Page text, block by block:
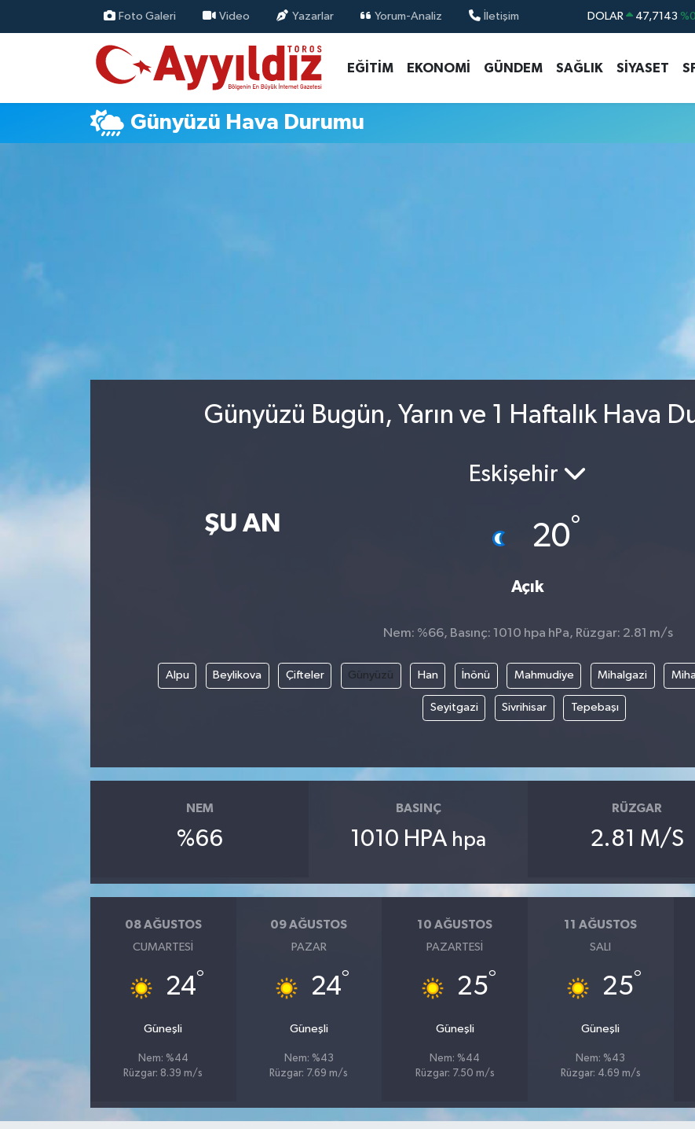
Foto Galeri Video Yazarlar Yorum-Analiz İletişim DOLAR 47,7143
STERLİN 64,2463
GRAM ALTIN 6510.40
EĞİTİM EKONOMİ GÜNDEM SAĞLIK SİYASET
Günyüzü Hava Durumu
Günyüzü Bugün, Yarın ve 1 Haftalık Hava
ŞU AN
Eskişehir
20°
Açık
Nem: %66, Basınç: 1010 hpa hPa, Rüzgar: 2.81 m/s
Alpu Beylikova Çifteler Günyüzü Han İnönü Mahmudiye Mihalgazi
Seyitgazi Sivrihisar Tepebaşı
NEM
%66
BASINÇ
1010 HPA hpa
RÜZGAR
2.81 M/S
08 AĞUSTOS
CUMARTESI
24°
Güneşli
Nem: %44
Rüzgar: 8.39 m/s
09 AĞUSTOS
PAZAR
24°
Güneşli
Nem: %43
Rüzgar: 7.69 m/s
10 AĞUSTOS
PAZARTESI
25°
Güneşli
Nem: %44
Rüzgar: 7.50 m/s
11 AĞUSTOS
SALI
25°
Güneşli
Nem: %43
Rüzgar: 4.69 m/s